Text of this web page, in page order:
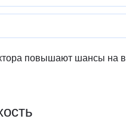
повышают шансы на